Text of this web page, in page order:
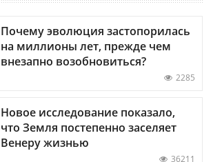
Почему эволюция застопорилась
на миллионы лет, прежде чем
внезапно возобновиться?
2285
Новое исследование показало,
что Земля постепенно заселяет
Венеру жизнью
36211